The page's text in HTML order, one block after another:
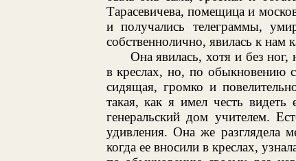
Тарасевичева, помещица и
и получались телеграммы,
собственнолично, явилась к нам
Она явилась, хотя и без ног,
в креслах, но, по обыкновению
сидящая, громко и
такая, как я имел честь
генеральский дом учителем.
удивления. Она же разглядела
когда ее вносили в креслах,